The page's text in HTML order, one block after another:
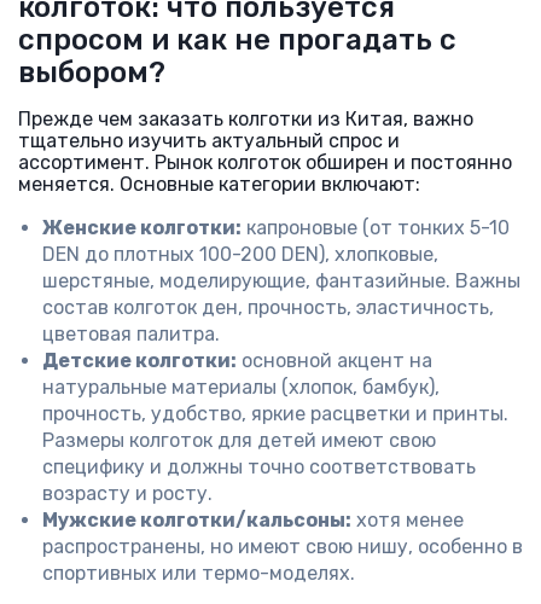
колготок: что пользуется
спросом и как не прогадать с
выбором?
Прежде чем заказать колготки из Китая, важно
тщательно изучить актуальный спрос и
ассортимент. Рынок колготок обширен и постоянно
меняется. Основные категории включают:
Женские колготки: капроновые (от тонких 5-10
DEN до плотных 100-200 DEN), хлопковые,
шерстяные, моделирующие, фантазийные. Важны
состав колготок ден, прочность, эластичность,
цветовая палитра.
Детские колготки: основной акцент на
натуральные материалы (хлопок, бамбук),
прочность, удобство, яркие расцветки и принты.
Размеры колготок для детей имеют свою
специфику и должны точно соответствовать
возрасту и росту.
Мужские колготки/кальсоны: хотя менее
распространены, но имеют свою нишу, особенно в
спортивных или термо-моделях.